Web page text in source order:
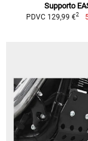
Supporto
PDVC 129,99 €2